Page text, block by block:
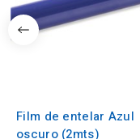
Film de entelar Azul
oscuro (2mts)